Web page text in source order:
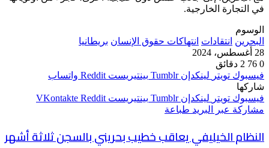
في التجارة الخارجية.
الوسوم
البحرين انتقادات انتهاكات حقوق الإنسان بريطانيا
28 أغسطس، 2024
0
2 دقائق
فيسبوك تويتر لينكدإن بينتيريست
واتساب
شاركها
فيسبوك تويتر لينكدإن بينتيريست
مشاركة عبر البريد طباعة
النظام الخيليفي يعاقب خطيب بحريني بالسجن ثلاثة أشهر